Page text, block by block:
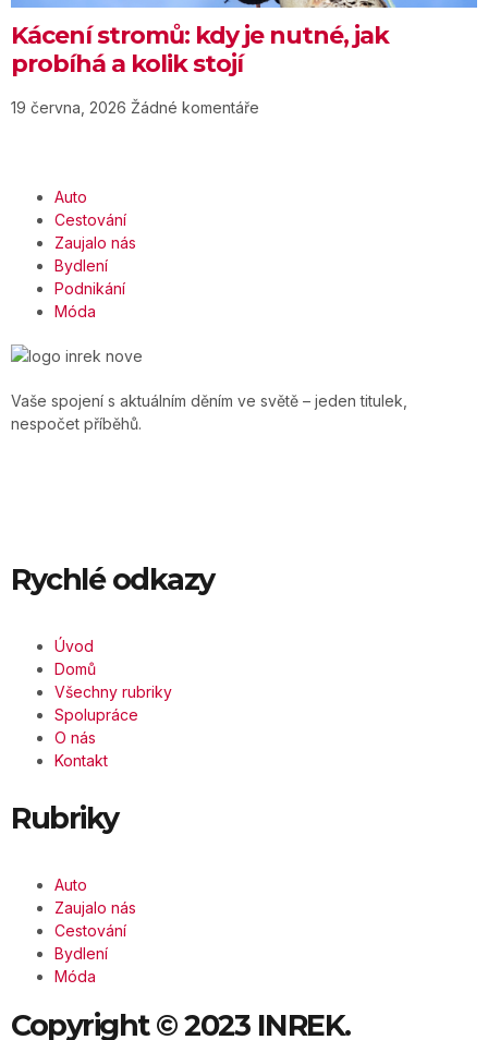
Kácení stromů: kdy je nutné, jak
probíhá a kolik stojí
19 června, 2026 Žádné komentáře
Auto
Cestování
Zaujalo nás
Bydlení
Podnikání
Móda
Vaše spojení s aktuálním děním ve světě – jeden titulek,
nespočet příběhů.
Rychlé odkazy
Úvod
Domů
Všechny rubriky
Spolupráce
O nás
Kontakt
Rubriky
Auto
Zaujalo nás
Cestování
Bydlení
Móda
Copyright © 2023 INREK.